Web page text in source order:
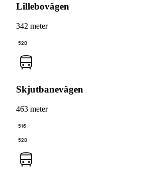
Lillebovägen
342 meter
528
Skjutbanevägen
463 meter
516
528